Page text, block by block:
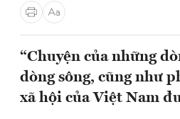
“Chuyện của những
dòng sông, cũng như
xã hội của Việt Nam